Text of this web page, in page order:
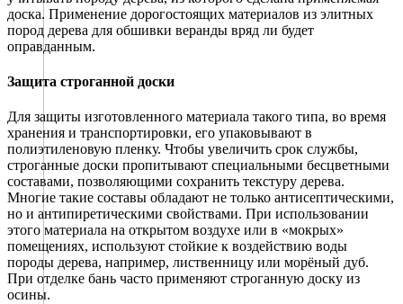
доска. Применение дорогостоящих материалов из элитных
пород дерева для обшивки веранды вряд ли будет
оправданным.
Защита строганной доски
Для защиты изготовленного материала такого типа, во время
хранения и транспортировки, его упаковывают в
полиэтиленовую пленку. Чтобы увеличить срок службы,
строганные доски пропитывают специальными бесцветными
составами, позволяющими сохранить текстуру дерева.
Многие такие составы обладают не только антисептическими,
но и антипиретическими свойствами. При использовании
этого материала на открытом воздухе или в «мокрых»
помещениях, используют стойкие к воздействию воды
породы дерева, например, лиственницу или морёный дуб.
При отделке бань часто применяют строганную доску из
осины.